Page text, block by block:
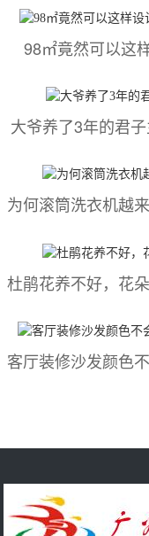
98㎡竟然可以这
大爷养了3年的君
为何滚筒洗衣机越
杜鹃花养不好，花
客厅装修沙发颜色